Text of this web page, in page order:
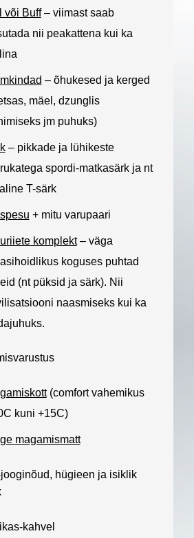
või Buff– viimast saab
nii peakattena kui ka
– õhukesed ja kerged
mäel, dzunglis
jm puhuks)
– pikkade ja lühikeste
spordi-matkasärk ja nt
T-särk
+ mitu varupaari
komplekt– väga
koguses puhtad
(nt püksid ja särk). Nii
naasmiseks kui ka
(comfort vahemikus
kuni +15C)
magamismatt
hügieen ja isiklik
kahvel